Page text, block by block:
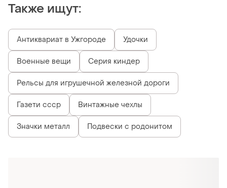
Также ищут:
Антиквариат в Ужгороде Удочки
Военные вещи Серия киндер
Рельсы для игрушечной железной дороги
Газети ссср Винтажные чехлы
Значки металл Подвески с родонитом